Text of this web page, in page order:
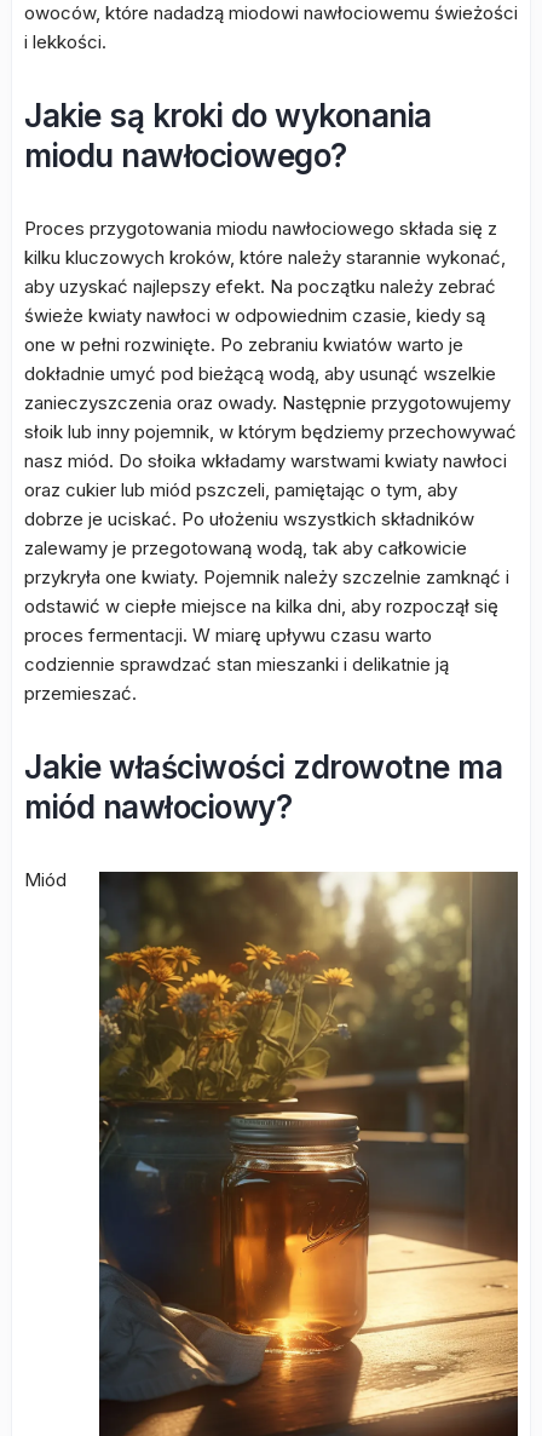
owoców, które nadadzą miodowi nawłociowemu świeżości
i lekkości.
Jakie są kroki do wykonania
miodu nawłociowego?
Proces przygotowania miodu nawłociowego składa się z
kilku kluczowych kroków, które należy starannie wykonać,
aby uzyskać najlepszy efekt. Na początku należy zebrać
świeże kwiaty nawłoci w odpowiednim czasie, kiedy są
one w pełni rozwinięte. Po zebraniu kwiatów warto je
dokładnie umyć pod bieżącą wodą, aby usunąć wszelkie
zanieczyszczenia oraz owady. Następnie przygotowujemy
słoik lub inny pojemnik, w którym będziemy przechowywać
nasz miód. Do słoika wkładamy warstwami kwiaty nawłoci
oraz cukier lub miód pszczeli, pamiętając o tym, aby
dobrze je uciskać. Po ułożeniu wszystkich składników
zalewamy je przegotowaną wodą, tak aby całkowicie
przykryła one kwiaty. Pojemnik należy szczelnie zamknąć i
odstawić w ciepłe miejsce na kilka dni, aby rozpoczął się
proces fermentacji. W miarę upływu czasu warto
codziennie sprawdzać stan mieszanki i delikatnie ją
przemieszać.
Jakie właściwości zdrowotne ma
miód nawłociowy?
Miód